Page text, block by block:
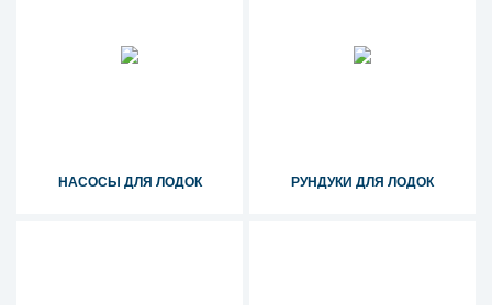
НАСОСЫ ДЛЯ ЛОДОК РУНДУКИ ДЛЯ ЛОДОК